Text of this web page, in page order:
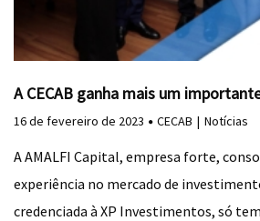
A CECAB ganha mais um
16 de fevereiro de 2023 CECAB Notícias
A AMALFI Capital, empresa forte,
experiência no mercado de
credenciada à XP Investimentos, só